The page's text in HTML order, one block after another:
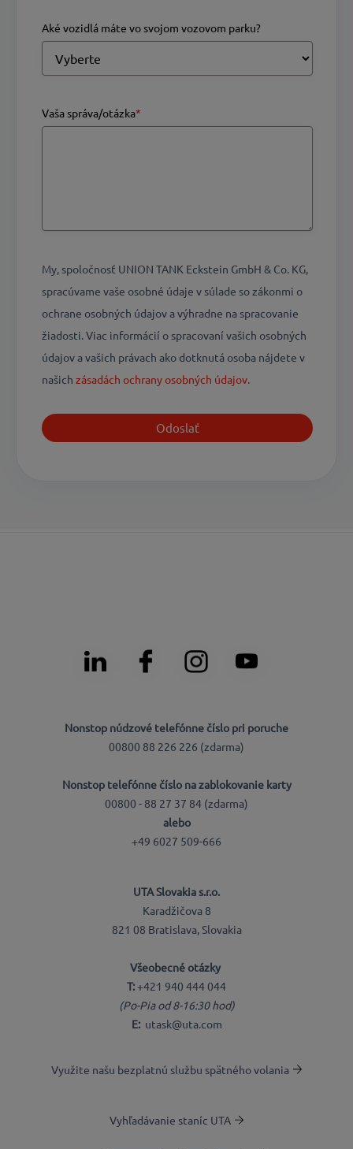
Aké vozidlá máte vo svojom vozovom parku?
Vaša správa/otázka*
My, spoločnosť UNION TANK Eckstein GmbH & Co. KG,
spracúvame vaše osobné údaje v súlade so zákonmi o
ochrane osobných údajov a výhradne na spracovanie
žiadosti. Viac informácií o spracovaní vašich osobných
údajov a vašich právach ako dotknutá osoba nájdete v
našich zásadách ochrany osobných údajov.
Nonstop núdzové telefónne číslo pri poruche
00800 88 226 226 (zdarma)
Nonstop telefónne číslo na zablokovanie karty
00800 - 88 27 37 84 (zdarma)
alebo
+49 6027 509-666
UTA Slovakia s.r.o.
Karadžičova 8
821 08 Bratislava, Slovakia
Všeobecné otázky
T:+421 940 444 044
(Po-Pia od 8-16:30 hod)
E: utask@uta.com
Využite našu bezplatnú službu spätného volania
Vyhľadávanie staníc UTA